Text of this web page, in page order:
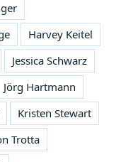
Harvey Keitel
Jessica Schwarz
Jörg Hartmann
Kristen Stewart
Trotta